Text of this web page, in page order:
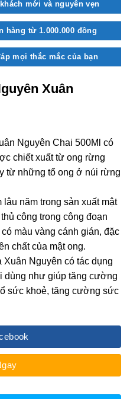
mới và nguyên vẹn
hàng từ 1.000.000 đồng
mọi thắc mắc của bạn
Xuân
Nguyên Chai 500Ml có
chiết xuất từ ong rừng
từ những tổ ong ở núi rừng
năm trong sản xuất mật
công trong công đoạn
màu vàng cánh gián, đặc
chất của mật ong.
Xuân Nguyên có tác dụng
dùng như giúp tăng cường
sức khoẻ, tăng cường sức